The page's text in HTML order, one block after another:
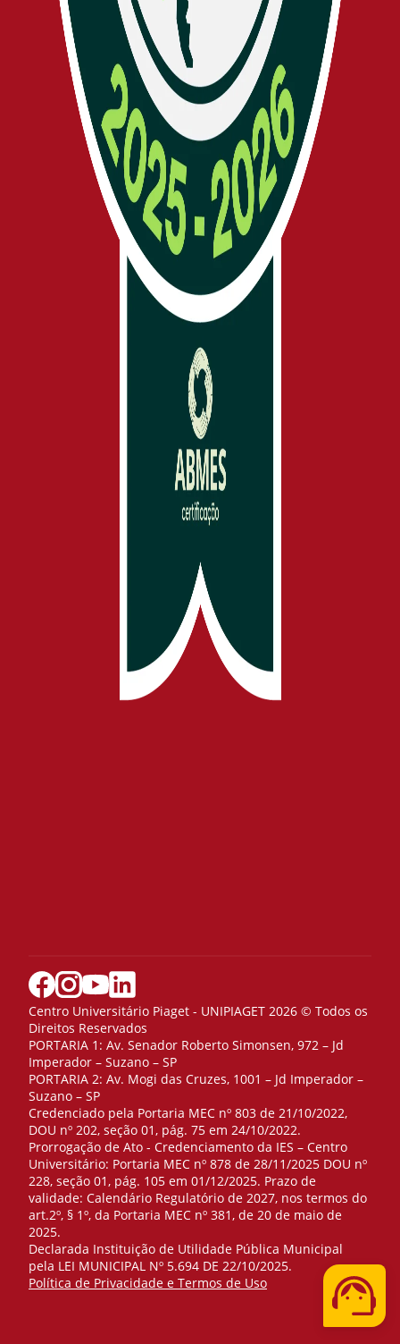
Centro Universitário Piaget - UNIPIAGET 2026 © Todos os
Direitos Reservados
PORTARIA 1: Av. Senador Roberto Simonsen, 972 – Jd
Imperador – Suzano – SP
PORTARIA 2: Av. Mogi das Cruzes, 1001 – Jd Imperador –
Suzano – SP
Credenciado pela Portaria MEC nº 803 de 21/10/2022,
DOU nº 202, seção 01, pág. 75 em 24/10/2022.
Prorrogação de Ato - Credenciamento da IES – Centro
Universitário: Portaria MEC nº 878 de 28/11/2025 DOU nº
228, seção 01, pág. 105 em 01/12/2025. Prazo de
validade: Calendário Regulatório de 2027, nos termos do
art.2º, § 1º, da Portaria MEC nº 381, de 20 de maio de
2025.
Declarada Instituição de Utilidade Pública Municipal
pela LEI MUNICIPAL Nº 5.694 DE 22/10/2025.
Política de Privacidade e Termos de Uso
Telefone
WhatsApp